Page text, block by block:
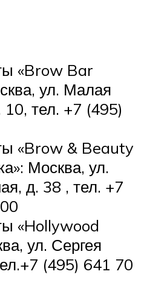
«Brow Bar
ул. Малая
10, тел. +7 (495)
«Brow & Beauty
Москва, ул.
д. 38 , тел. +7
«Hollywood
ул. Сергея
(495) 641 70